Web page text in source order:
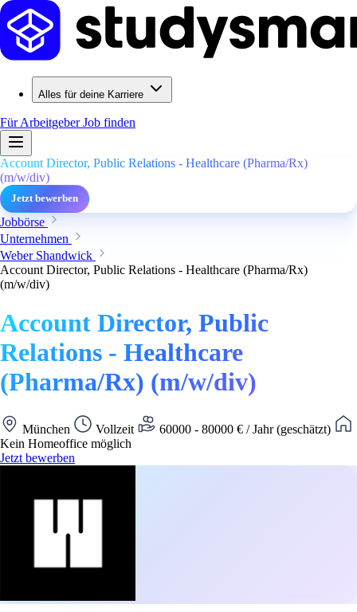
Alles für deine Karriere
Für ArbeitgeberJob finden
Account Director, Public Relations - Healthcare (Pharma/Rx)
(m/w/div)
Jetzt bewerben
Jobbörse
Unternehmen
Weber Shandwick
Account Director, Public Relations - Healthcare (Pharma/Rx)
(m/w/div)
Account Director, Public
Relations - Healthcare
(Pharma/Rx) (m/w/div)
München Vollzeit
60000 - 80000 € / Jahr (geschätzt)
Kein Homeoffice möglich
Jetzt bewerben